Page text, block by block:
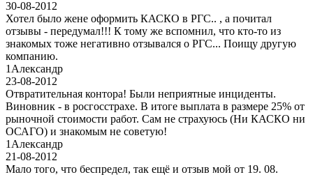
30-08-2012
Хотел было жене оформить КАСКО в РГС.. , а почитал
отзывы - передумал!!! К тому же вспомнил, что кто-то из
знакомых тоже негативно отзывался о РГС... Поищу другую
компанию.
1 Александр
23-08-2012
Отвратительная контора! Были неприятные инциденты.
Виновник - в росгосстрахе. В итоге выплата в размере 25% от
рыночной стоимости работ. Сам не страхуюсь (Ни КАСКО ни
ОСАГО) и знакомым не советую!
1 Александр
21-08-2012
Мало того, что беспредел, так ещё и отзыв мой от 19. 08.